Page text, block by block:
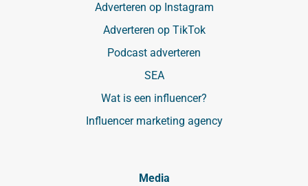
Adverteren op Instagram
Adverteren op TikTok
Podcast adverteren
SEA
Wat is een influencer?
Influencer marketing agency
Media